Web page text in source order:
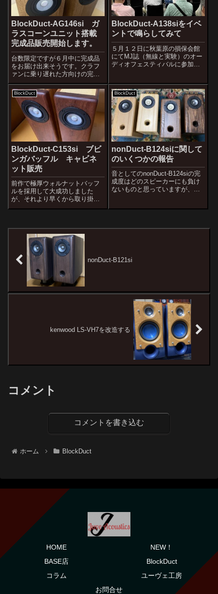
BlockDuct-AG146si ガ
ラスコーンユニット搭載
完成品販売開始します。
台数限定ですが６月中に完成品
をお届け出来そうです。クラフ
ァンに乗り遅れた方向けの完成
品BlockDuct-AG146siです。こ
ちらのスピーカーの完成度は視
聴会でも折り紙付きです。市販
１００万クラスのスピーカーを
軽く一蹴する音と言えます。
リ...
BlockDuct-A138siをイベ
ントで鳴らしてみて
５月１２日に秋葉原の損保会館
にてMJ誌（無線と実験）のオー
ディオフェスティバルに参加し
色々と失敗ばかりでしたが、
BlockDuct-A138siの能力は伝わ
ったようでした...
BlockDuct
BlockDuct-C153si ブビ
ンガバッフル キャビネ
ット販売
前作で極厚ウォルナットバッフ
ルを採用して大成功しました
が、それより早くから取り掛か
っていたのがこのブビンガバッ
ても強靭な木材です。組み合わ
せる木材によっては硬い響きに
なると予想されま...
BlockDuct
nonDuct-B124siに関して
のいくつかの報告
音としてのnonDuct-B124siの完
成度はどのスピーカーにも負け
ないものと思っていますが、仕
色のない仕上げにするべくここ
nonDuct-B121si
kenwood LS-VH7を改造する
コメント
コメントを書き込む
ホーム BlockDuct
HOME
NEW！
BASE店
BlockDuct
コラム
ユーヴェ工房
お問合せ